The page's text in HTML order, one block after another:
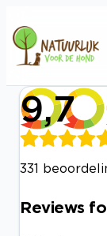
9,7
331
Reviews